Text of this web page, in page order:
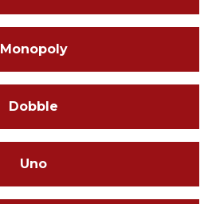
Monopoly
Dobble
Uno